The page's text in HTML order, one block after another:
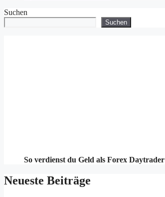
Suchen
Suchen
So verdienst du Geld als Forex Daytrader
Neueste Beiträge